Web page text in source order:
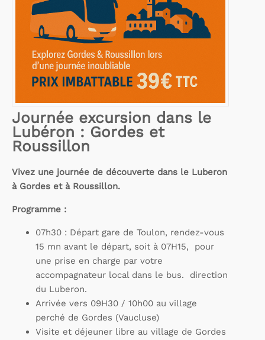
Journée excursion dans le
Lubéron : Gordes et
Roussillon
Vivez une journée de découverte dans le Luberon
à Gordes et à Roussillon.
Programme :
07h30 : Départ gare de Toulon, rendez-vous
15 mn avant le départ, soit à 07H15, pour
une prise en charge par votre
accompagnateur local dans le bus. direction
du Luberon.
Arrivée vers 09H30 / 10h00 au village
perché de Gordes (Vaucluse)
Visite et déjeuner libre au village de Gordes